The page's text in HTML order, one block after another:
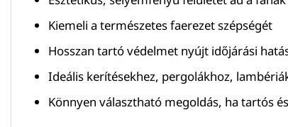
Kiemeli a természetes faerezet szépségét
Hosszan tartó védelmet nyújt időjárási
Ideális kerítésekhez, pergolákhoz,
Könnyen választható megoldás, ha tartós